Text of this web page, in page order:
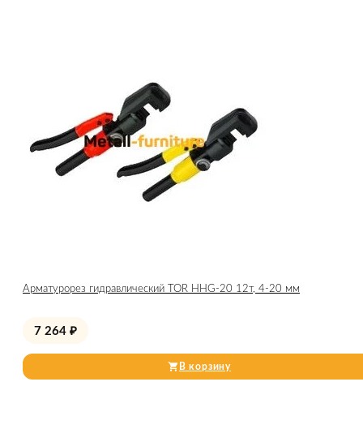
Арматурорез гидравлический TOR HHG-20 12т, 4-20 мм
7 264 ₽
В корзину